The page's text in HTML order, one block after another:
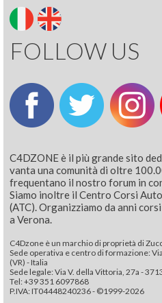
FOLLOW US
C4DZONE è il più grande sito
vanta una comunità di oltre
frequentano il nostro forum in
Siamo inoltre il Centro Corsi
(ATC). Organizziamo da anni
a Verona.
C4Dzone è un marchio di proprietà di
Sede operativa e centro di formazione:
(VR) - Italia
Sede legale: Via V. della Vittoria, 27a -
Tel: +39 351 6097868‬
P.IVA: IT04448240236 - ©1999-2026